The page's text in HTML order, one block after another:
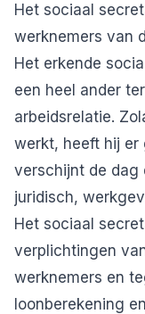
Het sociaal
werknemers van
Het erkende
een heel ander
arbeidsrelatie.
werkt, heeft hij er
verschijnt de dag
juridisch,
Het sociaal
verplichtingen
werknemers en
loonberekening